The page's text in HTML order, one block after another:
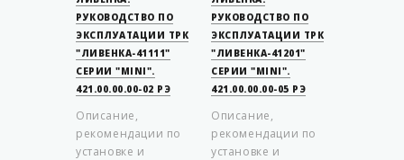
РУКОВОДСТВО ПО
ЭКСПЛУАТАЦИИ ТРК
"ЛИВЕНКА-41111"
СЕРИИ "MINI".
421.00.00.00-02 РЭ
Описание,
рекомендации по
установке и
РУКОВОДСТВО ПО
ЭКСПЛУАТАЦИИ ТРК
"ЛИВЕНКА-41201"
СЕРИИ "MINI".
421.00.00.00-05 РЭ
Описание,
рекомендации по
установке и